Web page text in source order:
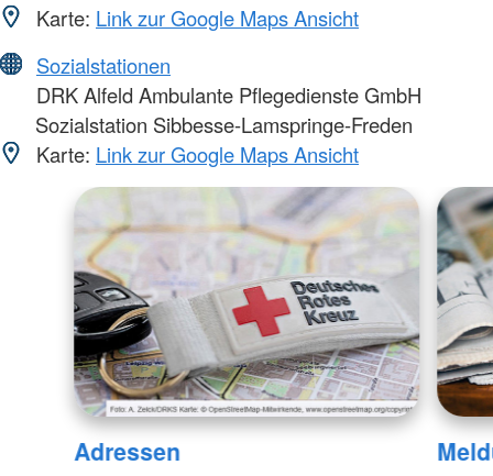
Karte: Link zur Google Maps Ansicht
Sozialstationen
DRK Alfeld Ambulante Pflegedienste GmbH
Sozialstation Sibbesse-Lamspringe-Freden
Karte: Link zur Google Maps Ansicht
Adressen